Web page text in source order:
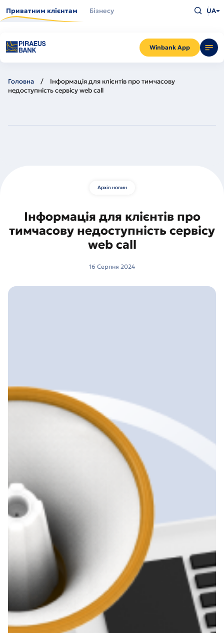
до
основного
Приватним клієнтам Бізнесу
Winbank App
що
Enter
UA
Головна
Інформація для клієнтів про тимчасову
недоступність сервісу web call
Архів новин
Інформація для клієнтів про
тимчасову недоступність сервісу
web call
16 Серпня 2024